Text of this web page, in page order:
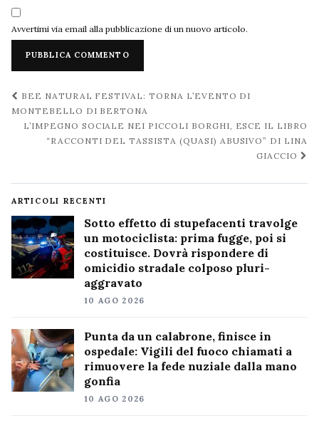
Avvertimi via email alla pubblicazione di un nuovo articolo.
Navigazione
post
BEE NATURAL FESTIVAL: TORNA L’EVENTO DI
MONTEBELLO DI BERTONA
L’IMPEGNO SOCIALE NEI PICCOLI BORGHI, ESCE IL LIBRO
“RACCONTI DEL TASSISTA (QUASI) ABUSIVO” DI LINA
GIACCIO
ARTICOLI RECENTI
Sotto effetto di stupefacenti travolge
un motociclista: prima fugge, poi si
costituisce. Dovrà rispondere di
omicidio stradale colposo pluri-
aggravato
10 AGO 2026
Punta da un calabrone, finisce in
ospedale: Vigili del fuoco chiamati a
rimuovere la fede nuziale dalla mano
gonfia
10 AGO 2026